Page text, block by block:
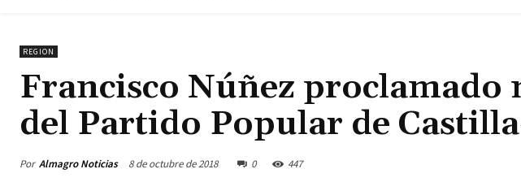
REGION
Francisco Núñez proclamado
del Partido Popular de
Por Almagro Noticias 8 de octubre de 2018 0 447